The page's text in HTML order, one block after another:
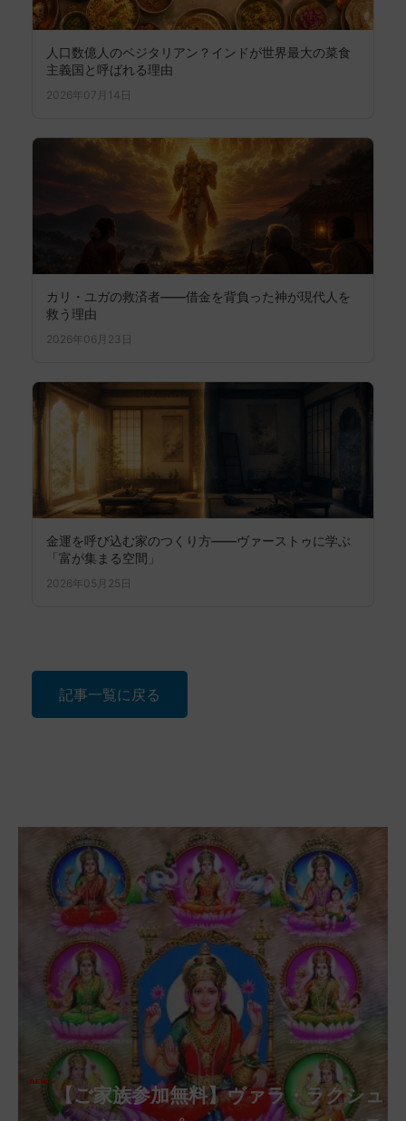
人口数億人のベジタリアン？インドが世界最大の菜食
主義国と呼ばれる理由
2026年07月14日
カリ・ユガの救済者――借金を背負った神が現代人を
救う理由
2026年06月23日
金運を呼び込む家のつくり方――ヴァーストゥに学ぶ
「富が集まる空間」
2026年05月25日
記事一覧に戻る
【ご家族参加無料】アーディ・アマー
【ご家族参加無料】ラクシュミー・ク
【ご家族参加無料】ナーガ・パンチャ
【ご家族参加無料】ヴァラ・ラクシュ
【ご家族参加無料】サンカタハラ・チ
【ご家族参加無料】クリシュナ・ジャヤ
【ご家族参加無料】ガネーシャ・チャ
【ご家族参加無料】マハーラクシュミ
【ご家族参加無料】マハーラヤー・ア
第220回グループ・ホーマ（ナーガ・
第221回グループ・ホーマ（ガーヤト